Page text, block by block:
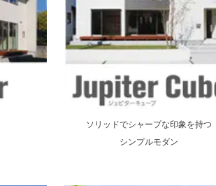
ソリッドでシャープな印象を持つ
シンプルモダン